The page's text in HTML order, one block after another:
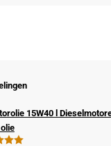
15W40 l